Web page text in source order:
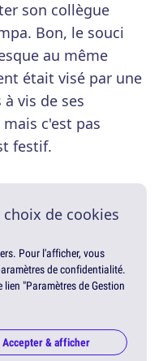
son collègue
Bon, le souci
au même
était visé par une
vis de ses
c'est pas
festif.
de cookies
Pour l'afficher, vous
de confidentialité.
"Paramètres de Gestion
Accepter & afficher